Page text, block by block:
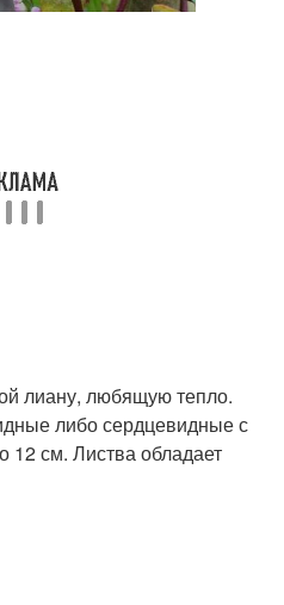
лиану, любящую тепло.
либо сердцевидные с
12 см. Листва обладает